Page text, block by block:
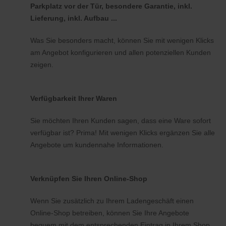
Parkplatz vor der Tür, besondere Garantie, inkl.
Lieferung, inkl. Aufbau ...
Was Sie besonders macht, können Sie mit wenigen Klicks
am Angebot konfigurieren und allen potenziellen Kunden
zeigen.
Verfügbarkeit Ihrer Waren
Sie möchten Ihren Kunden sagen, dass eine Ware sofort
verfügbar ist? Prima! Mit wenigen Klicks ergänzen Sie alle
Angebote um kundennahe Informationen.
Verknüpfen Sie Ihren Online-Shop
Wenn Sie zusätzlich zu Ihrem Ladengeschäft einen
Online-Shop betreiben, können Sie Ihre Angebote